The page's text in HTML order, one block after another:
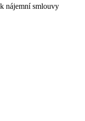
nájemní smlouvy
CSc. v.r.
města